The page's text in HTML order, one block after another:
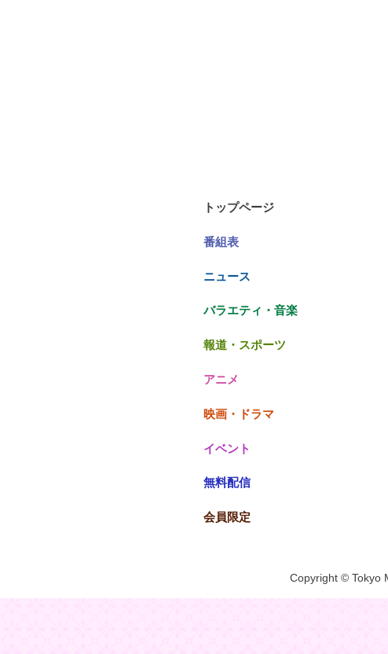
トップページ
番組表
ニュース
バラエティ・音楽
報道・スポーツ
アニメ
映画・ドラマ
イベント
無料配信
会員限定
Copyright © Tokyo